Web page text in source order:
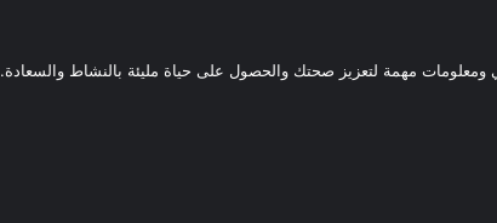
مهمة لتعزيز صحتك والحصول على حياة مليئة بالنشاط والسعادة.